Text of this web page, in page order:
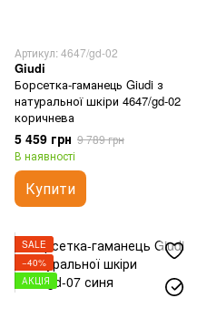
Артикул: 4647/gd-02
Giudi
Борсетка-гаманець Giudi з
натуральної шкіри 4647/gd-02
коричнева
5 459 грн 9 789 грн
В наявності
Купити
SALE
−40%
АКЦІЯ